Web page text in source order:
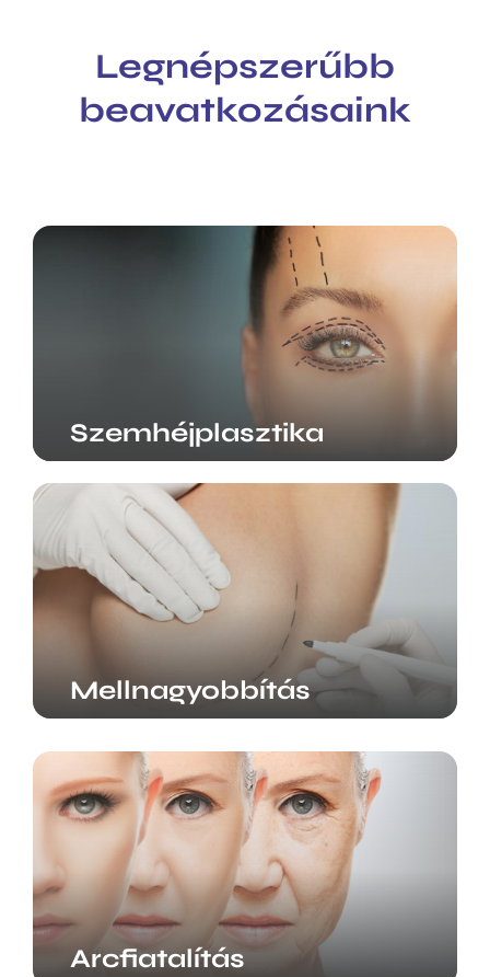
Legnépszerűbb
beavatkozásaink
Szemhéjplasztika
Mellnagyobbítás
Arcfiatalítás